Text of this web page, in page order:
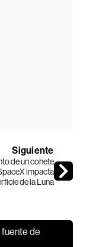
Siguiente
de un cohete
impacta
de la Luna
fuente de